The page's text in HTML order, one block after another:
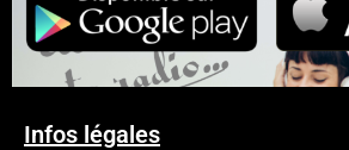
Infos légales